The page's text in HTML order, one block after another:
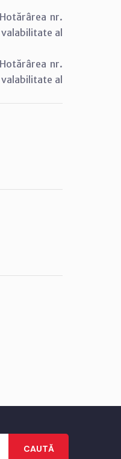
nr.
al
nr.
al
CAUTĂ